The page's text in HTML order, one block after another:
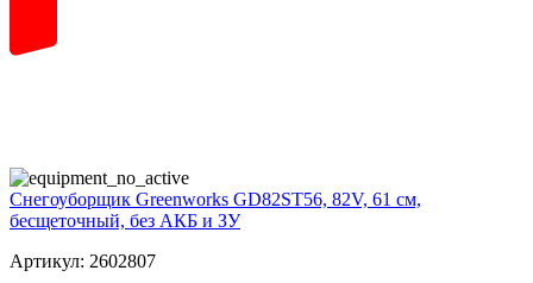
Снегоуборщик Greenworks GD82ST56, 82V, 61 см,
бесщеточный, без АКБ и ЗУ
Артикул: 2602807